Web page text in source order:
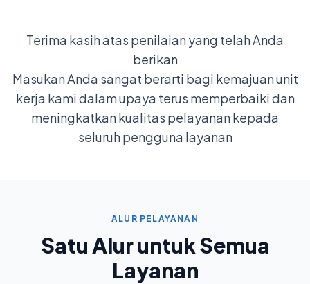
Terima kasih atas penilaian yang telah Anda
berikan
Masukan Anda sangat berarti bagi kemajuan unit
kerja kami dalam upaya terus memperbaiki dan
meningkatkan kualitas pelayanan kepada
seluruh pengguna layanan
ALUR PELAYANAN
Satu Alur untuk Semua
Layanan